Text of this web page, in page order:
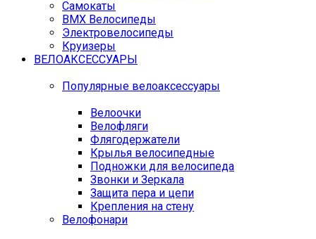
Самокаты
BMX Велосипеды
Электровелосипеды
Круизеры
ВЕЛОАКСЕССУАРЫ
Популярные велоаксессуары
Велоочки
Велофляги
Флягодержатели
Крылья велосипедные
Подножки для велосипеда
Звонки и Зеркала
Защита пера и цепи
Крепления на стену
Велофонари